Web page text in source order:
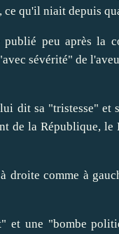
ce qu'il niait depuis
peu après la
sévérité" de
dit sa "tristesse" et
de la République, le
droite comme à
et une "bombe